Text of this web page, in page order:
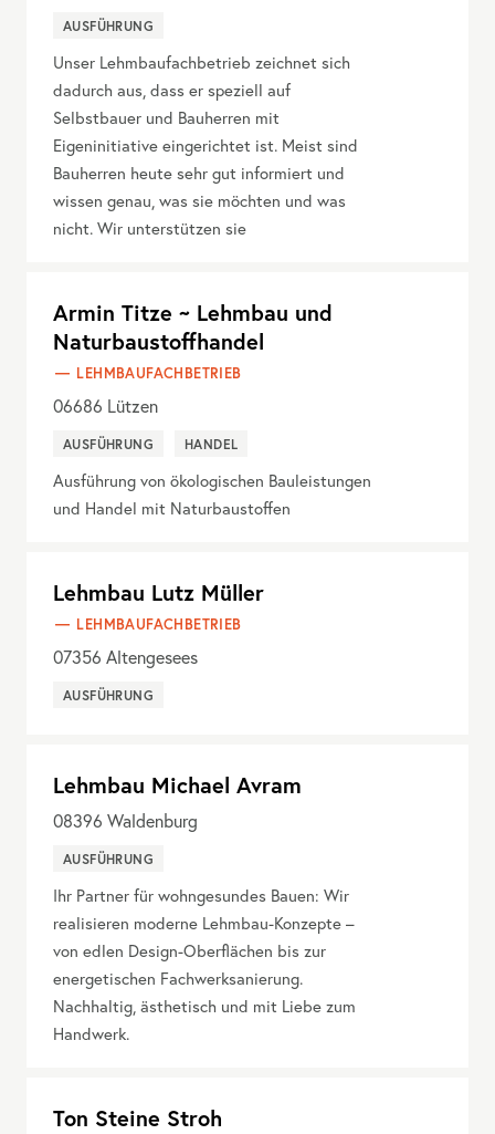
AUSFÜHRUNG
Unser Lehmbaufachbetrieb zeichnet sich
dadurch aus, dass er speziell auf
Selbstbauer und Bauherren mit
Eigeninitiative eingerichtet ist. Meist sind
Bauherren heute sehr gut informiert und
wissen genau, was sie möchten und was
nicht. Wir unterstützen sie
Armin Titze ~ Lehmbau und
Naturbaustoffhandel
LEHMBAUFACHBETRIEB
06686 Lützen
AUSFÜHRUNG HANDEL
Ausführung von ökologischen Bauleistungen
und Handel mit Naturbaustoffen
Lehmbau Lutz Müller
LEHMBAUFACHBETRIEB
07356 Altengesees
AUSFÜHRUNG
Lehmbau Michael Avram
08396 Waldenburg
AUSFÜHRUNG
Ihr Partner für wohngesundes Bauen: Wir
realisieren moderne Lehmbau-Konzepte –
von edlen Design-Oberflächen bis zur
energetischen Fachwerksanierung.
Nachhaltig, ästhetisch und mit Liebe zum
Handwerk.
Ton Steine Stroh